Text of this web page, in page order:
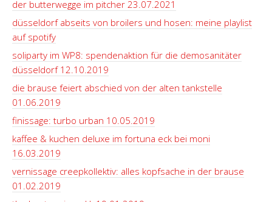
der butterwegge im pitcher 23.07.2021
düsseldorf abseits von broilers und hosen: meine playlist
auf spotify
soliparty im WP8: spendenaktion für die demosanitäter
düsseldorf 12.10.2019
die brause feiert abschied von der alten tankstelle
01.06.2019
finissage: turbo urban 10.05.2019
kaffee & kuchen deluxe im fortuna eck bei moni
16.03.2019
vernissage creepkollektiv: alles kopfsache in der brause
01.02.2019